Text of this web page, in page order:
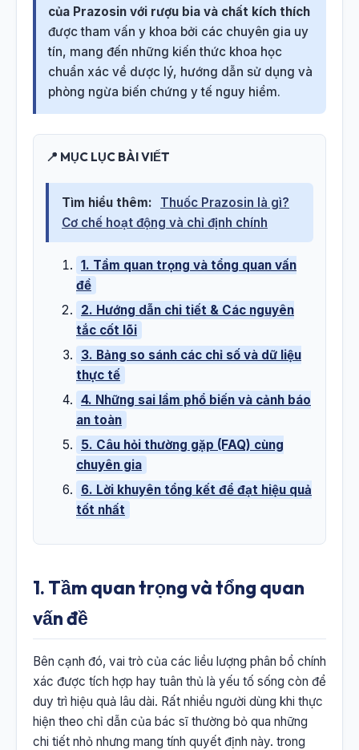
của Prazosin với rượu bia và chất kích thích
được tham vấn y khoa bởi các chuyên gia uy
tín, mang đến những kiến thức khoa học
chuẩn xác về dược lý, hướng dẫn sử dụng và
phòng ngừa biến chứng y tế nguy hiểm.
📍 MỤC LỤC BÀI VIẾT
Tìm hiểu thêm:
Thuốc Prazosin là gì?
Cơ chế hoạt động và chỉ định chính
1. Tầm quan trọng và tổng quan vấn
đề
2. Hướng dẫn chi tiết & Các nguyên
tắc cốt lõi
3. Bảng so sánh các chỉ số và dữ liệu
thực tế
4. Những sai lầm phổ biến và cảnh báo
an toàn
5. Câu hỏi thường gặp (FAQ) cùng
chuyên gia
6. Lời khuyên tổng kết để đạt hiệu quả
tốt nhất
1. Tầm quan trọng và tổng quan
vấn đề
Bên cạnh đó, vai trò của các liều lượng phân bổ chính
xác được tích hợp hay tuân thủ là yếu tố sống còn để
duy trì hiệu quả lâu dài. Rất nhiều người dùng khi thực
hiện theo chỉ dẫn của bác sĩ thường bỏ qua những
chi tiết nhỏ nhưng mang tính quyết định này. trong